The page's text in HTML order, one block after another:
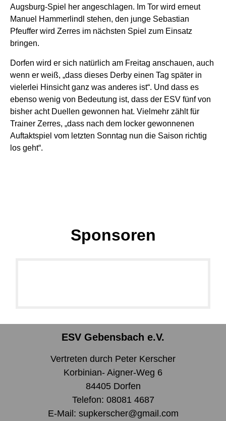
Augsburg-Spiel her angeschlagen. Im Tor wird erneut
Manuel Hammerlindl stehen, den junge Sebastian
Pfeuffer wird Zerres im nächsten Spiel zum Einsatz
bringen.
Dorfen wird er sich natürlich am Freitag anschauen, auch
wenn er weiß, „dass dieses Derby einen Tag später in
vielerlei Hinsicht ganz was anderes ist“. Und dass es
ebenso wenig von Bedeutung ist, dass der ESV fünf von
bisher acht Duellen gewonnen hat. Vielmehr zählt für
Trainer Zerres, „dass nach dem locker gewonnenen
Auftaktspiel vom letzten Sonntag nun die Saison richtig
los geht“.
Sponsoren
ESV Gebensbach e.V.
Vertreten durch Peter Kerscher
Korbinian- Aigner-Weg 6
84405 Dorfen
Telefon: 08081 4687
E-Mail: supkerscher@gmail.com